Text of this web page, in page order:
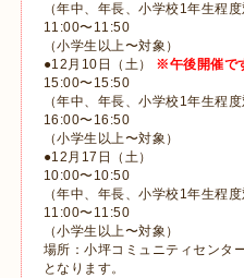
（年中、年長、小学校1年生程度
11:00〜11:50
（小学生以上〜対象）
●12月10日（土）
※午後開催で
15:00〜15:50
（年中、年長、小学校1年生程度
16:00〜16:50
（小学生以上〜対象）
●12月17日（土）
10:00〜10:50
（年中、年長、小学校1年生程度
11:00〜11:50
（小学生以上〜対象）
場所：小坪コミュニティセンタ
となります。